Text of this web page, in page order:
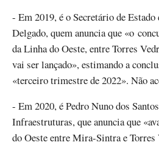
- Em 2019, é o Secretário de
Delgado, quem anuncia que «o
da Linha do Oeste, entre Torres
vai ser lançado», estimando a
«terceiro trimestre de 2022». Não
- Em 2020, é Pedro Nuno dos
Infraestruturas, que anuncia que
do Oeste entre Mira-Sintra e Torres